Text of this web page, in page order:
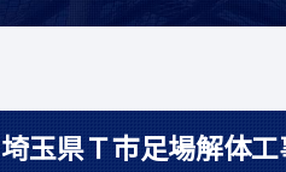
埼玉県Ｔ市足場解体